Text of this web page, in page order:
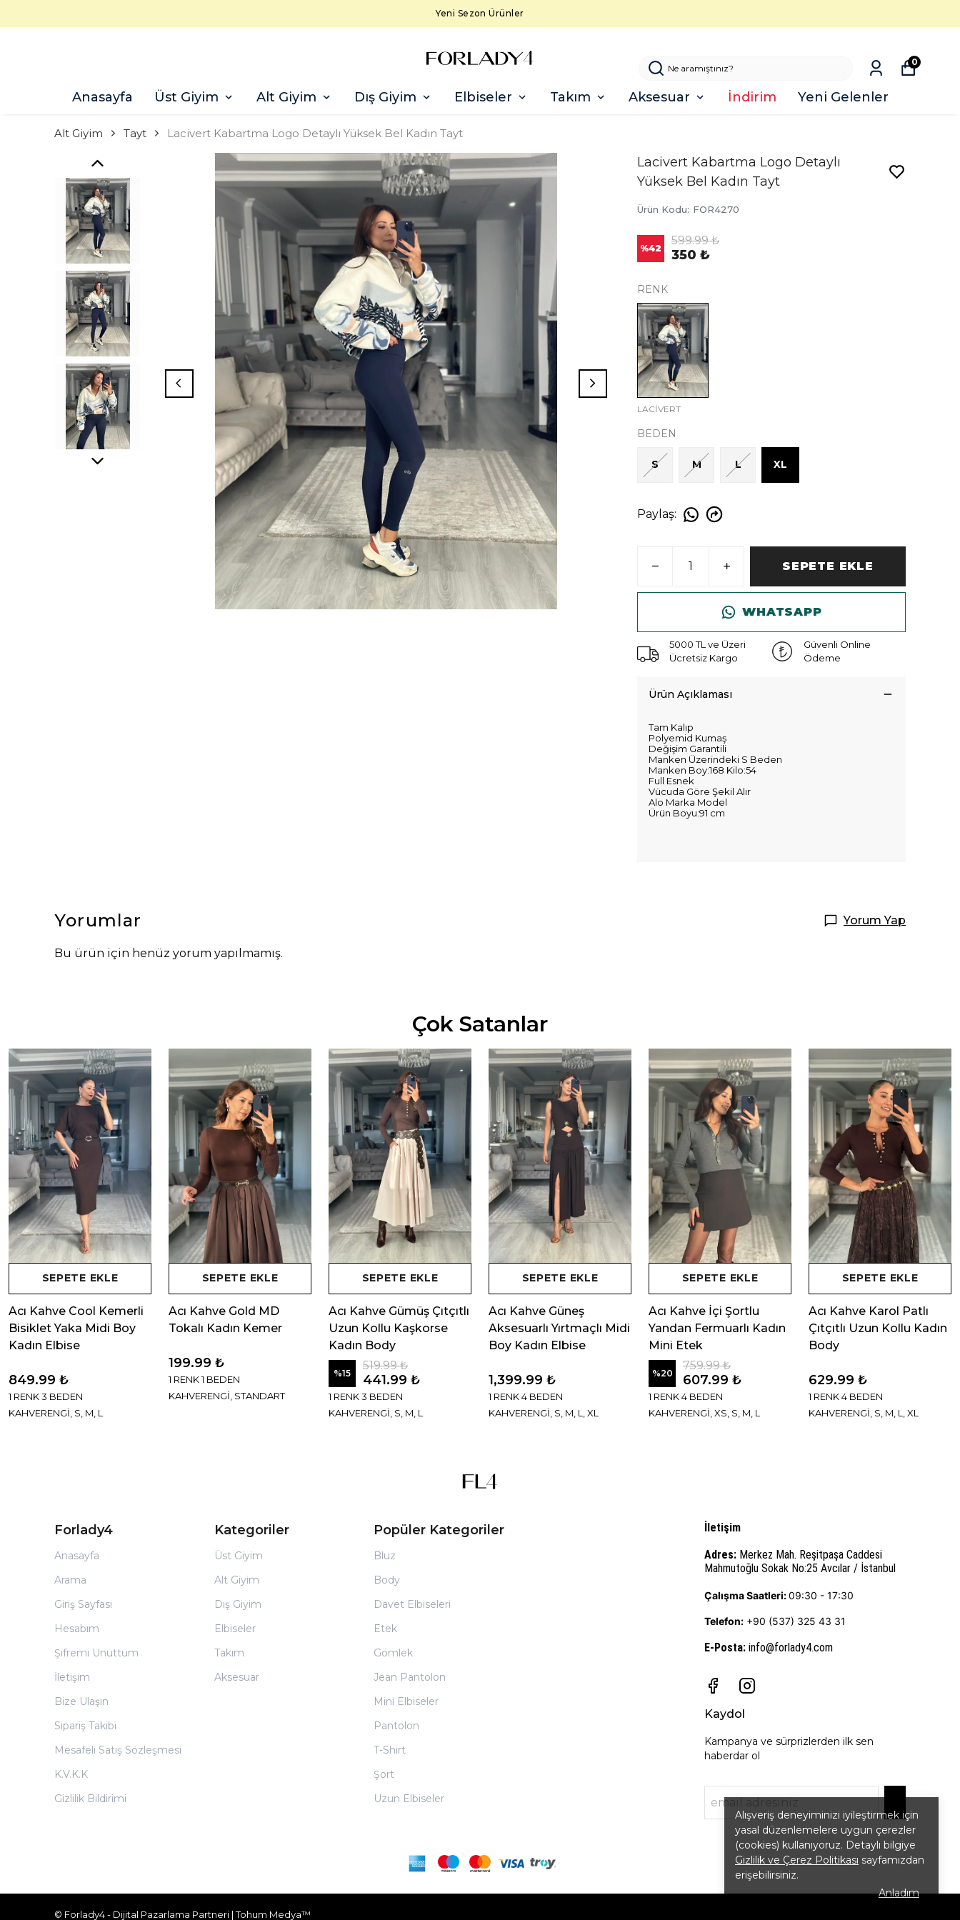
Yeni Sezon Ürünler
Anasayfa Üst Giyim Alt Giyim Dış Giyim Elbiseler Takım Aksesuar İndirim Yeni Gelenler
0
Alışveriş deneyiminizi iyileştirmek için
yasal düzenlemelere uygun çerezler
(cookies) kullanıyoruz. Detaylı bilgiye
Gizlilik ve Çerez Politikası sayfamızdan
erişebilirsiniz.
Anladım
Alt Giyim Tayt Lacivert Kabartma Logo Detaylı Yüksek Bel Kadın Tayt
Lacivert Kabartma Logo Detaylı
Yüksek Bel Kadın Tayt
Ürün Kodu: FOR4270
%42
599.99 ₺
350 ₺
RENK
LACİVERT
BEDEN
S M L XL
Paylaş:
SEPETE EKLE
WHATSAPP
5000 TL ve Üzeri
Ücretsiz Kargo
Güvenli Online
Ödeme
Ürün Açıklaması
Tam Kalıp
Polyemid Kumaş
Değişim Garantili
Manken Üzerindeki S Beden
Manken Boy:168 Kilo:54
Full Esnek
Vücuda Göre Şekil Alır
Alo Marka Model
Ürün Boyu:91 cm
Yorumlar Yorum Yap
Bu ürün için henüz yorum yapılmamış.
Çok Satanlar
SEPETE EKLE
Acı Kahve Cool Kemerli
Bisiklet Yaka Midi Boy
Kadın Elbise
849.99 ₺
1 RENK 3 BEDEN
KAHVERENGİ, S, M, L
SEPETE EKLE
Acı Kahve Gold MD
Tokalı Kadın Kemer
199.99 ₺
1 RENK 1 BEDEN
KAHVERENGİ, STANDART
SEPETE EKLE
Acı Kahve Gümüş Çıtçıtlı
Uzun Kollu Kaşkorse
Kadın Body
%15
519.99 ₺
441.99 ₺
1 RENK 3 BEDEN
KAHVERENGİ, S, M, L
SEPETE EKLE
Acı Kahve Güneş
Aksesuarlı Yırtmaçlı Midi
Boy Kadın Elbise
1,399.99 ₺
1 RENK 4 BEDEN
KAHVERENGİ, S, M, L, XL
SEPETE EKLE
Acı Kahve İçi Şortlu
Yandan Fermuarlı Kadın
Mini Etek
%20
759.99 ₺
607.99 ₺
1 RENK 4 BEDEN
KAHVERENGİ, XS, S, M, L
SEPETE EKLE
Acı Kahve Karol Patlı
Çıtçıtlı Uzun Kollu Kadın
Body
629.99 ₺
1 RENK 4 BEDEN
KAHVERENGİ, S, M, L, XL
Forlady4
Anasayfa
Arama
Giriş Sayfası
Hesabım
Şifremi Unuttum
İletişim
Bize Ulaşın
Sipariş Takibi
Mesafeli Satış Sözleşmesi
K.V.K.K
Gizlilik Bildirimi
Kategoriler
Üst Giyim
Alt Giyim
Dış Giyim
Elbiseler
Takım
Aksesuar
Popüler Kategoriler
Bluz
Body
Davet Elbiseleri
Etek
Gömlek
Jean Pantolon
Mini Elbiseler
Pantolon
T-Shirt
Şort
Uzun Elbiseler
İletişim
Adres: Merkez Mah. Reşitpaşa Caddesi
Mahmutoğlu Sokak No:25 Avcılar / İstanbul
Çalışma Saatleri:09:30 - 17:30
Telefon: +90 (537) 325 43 31
E-Posta: info@forlady4.com
Kaydol
Kampanya ve sürprizlerden ilk sen
haberdar ol
© Forlady4 - Dijital Pazarlama Partneri | Tohum Medya™